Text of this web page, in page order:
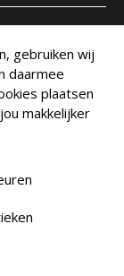
9.6
gebruiken wij
daarmee
plaatsen
makkelijker